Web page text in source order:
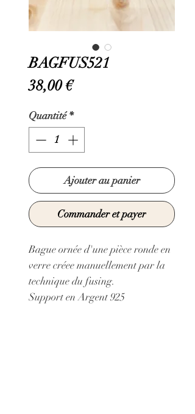
BAGFUS521
38,00 €Prix
Quantité *
Ajouter au panier
Commander et payer
Bague ornée d'une pièce ronde en
verre créee manuellement par la
technique du fusing.
Support en Argent 925